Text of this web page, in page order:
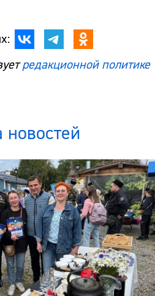
редакционной политике
новостей